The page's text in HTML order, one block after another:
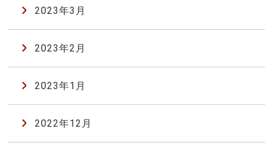
2023年3月
2023年2月
2023年1月
2022年12月